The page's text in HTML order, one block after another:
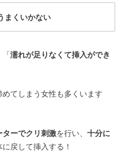
まくいかない
「濡れが足りなくて挿入ができ
てしまう女性も多くいます
ターでクリ刺激を行い、 十分に
戻して挿入する！